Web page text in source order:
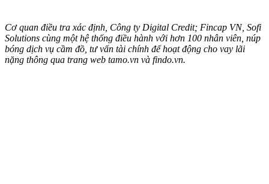
Cơ quan điều tra xác định, Công ty Digital Credit; Fincap VN, Sofi
Solutions cùng một hệ thống điều hành với hơn 100 nhân viên, núp
bóng dịch vụ cầm đồ, tư vấn tài chính để hoạt động cho vay lãi
nặng thông qua trang web tamo.vn và findo.vn.